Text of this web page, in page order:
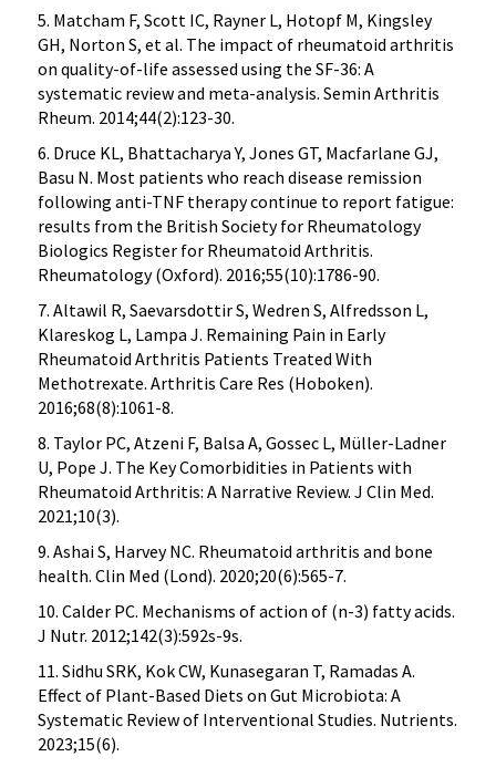
5. Matcham F, Scott IC, Rayner L, Hotopf M, Kingsley
GH, Norton S, et al. The impact of rheumatoid arthritis
on quality-of-life assessed using the SF-36: A
systematic review and meta-analysis. Semin Arthritis
Rheum. 2014;44(2):123-30.
6. Druce KL, Bhattacharya Y, Jones GT, Macfarlane GJ,
Basu N. Most patients who reach disease remission
following anti-TNF therapy continue to report fatigue:
results from the British Society for Rheumatology
Biologics Register for Rheumatoid Arthritis.
Rheumatology (Oxford). 2016;55(10):1786-90.
7. Altawil R, Saevarsdottir S, Wedren S, Alfredsson L,
Klareskog L, Lampa J. Remaining Pain in Early
Rheumatoid Arthritis Patients Treated With
Methotrexate. Arthritis Care Res (Hoboken).
2016;68(8):1061-8.
8. Taylor PC, Atzeni F, Balsa A, Gossec L, Müller-Ladner
U, Pope J. The Key Comorbidities in Patients with
Rheumatoid Arthritis: A Narrative Review. J Clin Med.
2021;10(3).
9. Ashai S, Harvey NC. Rheumatoid arthritis and bone
health. Clin Med (Lond). 2020;20(6):565-7.
10. Calder PC. Mechanisms of action of (n-3) fatty acids.
J Nutr. 2012;142(3):592s-9s.
11. Sidhu SRK, Kok CW, Kunasegaran T, Ramadas A.
Effect of Plant-Based Diets on Gut Microbiota: A
Systematic Review of Interventional Studies. Nutrients.
2023;15(6).